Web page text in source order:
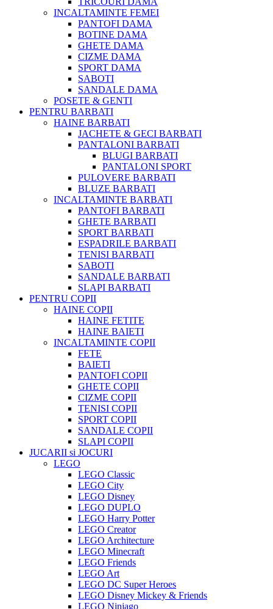
INCALTAMINTE FEMEI
PANTOFI DAMA
BOTINE DAMA
GHETE DAMA
CIZME DAMA
SPORT DAMA
SABOTI
SANDALE DAMA
POSETE & GENTI
PENTRU BARBATI
HAINE BARBATI
JACHETE & GECI BARBATI
PANTALONI BARBATI
BLUGI BARBATI
PANTALONI SPORT
PULOVERE BARBATI
BLUZE BARBATI
INCALTAMINTE BARBATI
PANTOFI BARBATI
GHETE BARBATI
SPORT BARBATI
ESPADRILE BARBATI
TENISI BARBATI
SABOTI
SANDALE BARBATI
SLAPI BARBATI
PENTRU COPII
HAINE COPII
HAINE FETITE
HAINE BAIETI
INCALTAMINTE COPII
FETE
BAIETI
PANTOFI COPII
GHETE COPII
CIZME COPII
TENISI COPII
SPORT COPII
SANDALE COPII
SLAPI COPII
JUCARII si JOCURI
LEGO
LEGO Classic
LEGO City
LEGO Disney
LEGO DUPLO
LEGO Harry Potter
LEGO Creator
LEGO Architecture
LEGO Minecraft
LEGO Friends
LEGO Art
LEGO DC Super Heroes
LEGO Disney Mickey & Friends
LEGO Ninjago